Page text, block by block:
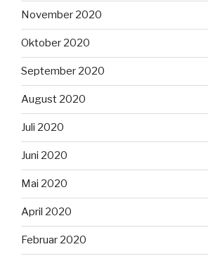
November 2020
Oktober 2020
September 2020
August 2020
Juli 2020
Juni 2020
Mai 2020
April 2020
Februar 2020